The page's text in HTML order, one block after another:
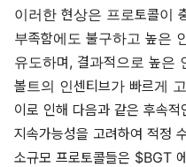
이러한 현상은 프로토콜이
부족함에도 불구하고 높은
유도하며, 결과적으로 높은
볼트의 인센티브가 빠르게
이로 인해 다음과 같은 후속
지속가능성을 고려하여 적정
소규모 프로토콜들은 $BGT